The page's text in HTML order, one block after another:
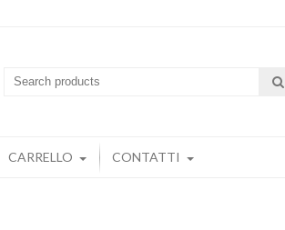
CARRELLO CONTATTI